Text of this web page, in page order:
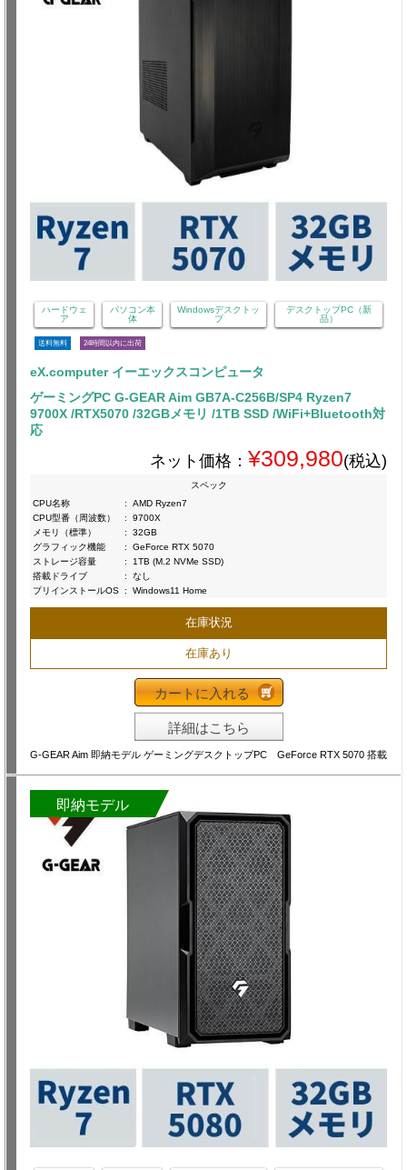
ハードウェ
ア
パソコン本
体
Windowsデスクトッ
プ
デスクトップPC（新
品）
送料無料 24時間以内に出荷
eX.computer イーエックスコンピュータ
ゲーミングPC G-GEAR Aim GB7A-C256B/SP4 Ryzen7
9700X /RTX5070 /32GBメモリ /1TB SSD /WiFi+Bluetooth対
応
ネット価格： ¥309,980(税込)
スペック
CPU名称
:
AMD Ryzen7
CPU型番（周波数）
:
9700X
メモリ（標準）
:
32GB
グラフィック機能
:
GeForce RTX 5070
ストレージ容量
:
1TB (M.2 NVMe SSD)
搭載ドライブ
:
なし
プリインストールOS : Windows11 Home
在庫状況
在庫あり
カートに入れる
詳細はこちら
G-GEAR Aim 即納モデル ゲーミングデスクトップPC GeForce RTX 5070 搭載
即納モデル